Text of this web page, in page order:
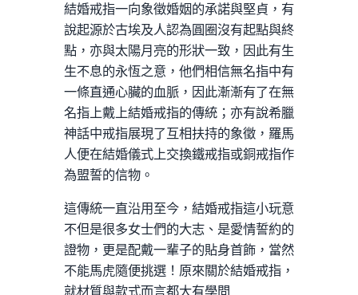
結婚戒指一向象徵婚姻的承諾與堅貞，有
說起源於古埃及人認為圓圈沒有起點與終
點，亦與太陽月亮的形狀一致，因此有生
生不息的永恆之意，他們相信無名指中有
一條直通心臟的血脈，因此漸漸有了在無
名指上戴上結婚戒指的傳統；亦有說希臘
神話中戒指展現了互相扶持的象徵，羅馬
人便在結婚儀式上交換鐵戒指或銅戒指作
為盟誓的信物。
這傳統一直沿用至今，結婚戒指這小玩意
不但是很多女士們的大志、是愛情誓約的
證物，更是配戴一輩子的貼身首飾，當然
不能馬虎隨便挑選！原來關於結婚戒指，
就材質與款式而言都大有學問